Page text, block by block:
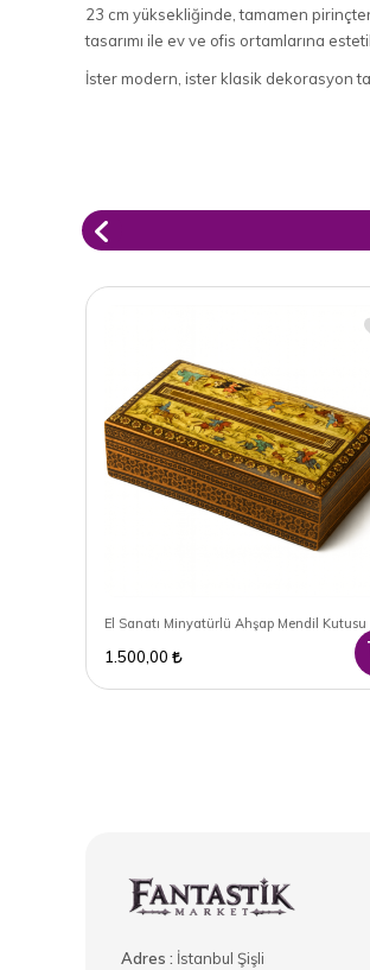
23 cm yüksekliğinde, tamamen
tasarımı ile ev ve ofis ortamlarına
İster modern, ister klasik dekorasyon
El Sanatı Minyatürlü Ahşap Mendil Kutusu
1.500,00
Adres : İstanbul Şişli